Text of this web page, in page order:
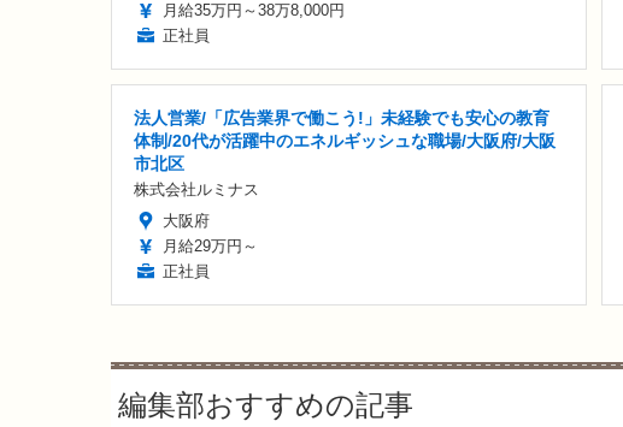
月給35万円～38万8,000円
正社員
法人営業/「広告業界で働こう!」未経験でも安心の教育
体制/20代が活躍中のエネルギッシュな職場/大阪府/大阪
市北区
株式会社ルミナス
大阪府
月給29万円～
正社員
編集部おすすめの記事